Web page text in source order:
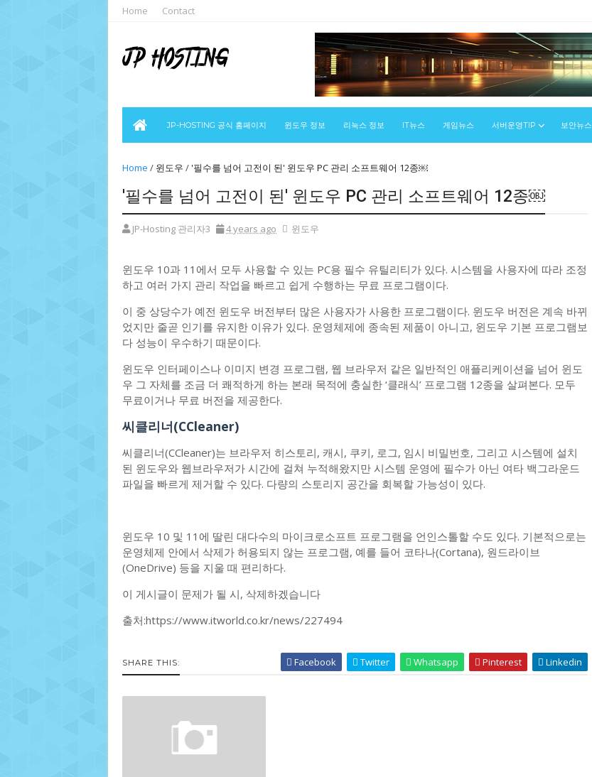
Home Contact
JP-HOSTING 공식 홈페이지 윈도우 정보 리눅스 정보 IT뉴스 게임뉴스 서버운영TIP 보안뉴스
Home / 윈도우 / '필수를 넘어 고전이 된' 윈도우 PC 관리 소프트웨어 12종￼
'필수를 넘어 고전이 된' 윈도우 PC 관리 소프트웨어 12종￼
JP-Hosting 관리자3 4 years ago 윈도우
윈도우 10과 11에서 모두 사용할 수 있는 PC용 필수 유틸리티가 있다. 시스템을 사용자에 따라 조정
하고 여러 가지 관리 작업을 빠르고 쉽게 수행하는 무료 프로그램이다.
이 중 상당수가 예전 윈도우 버전부터 많은 사용자가 사용한 프로그램이다. 윈도우 버전은 계속 바뀌
었지만 줄곧 인기를 유지한 이유가 있다. 운영체제에 종속된 제품이 아니고, 윈도우 기본 프로그램보
다 성능이 우수하기 때문이다.
윈도우 인터페이스나 이미지 변경 프로그램, 웹 브라우저 같은 일반적인 애플리케이션을 넘어 윈도
우 그 자체를 조금 더 쾌적하게 하는 본래 목적에 충실한 ‘클래식’ 프로그램 12종을 살펴본다. 모두
무료이거나 무료 버전을 제공한다.
씨클리너(CCleaner)
씨클리너(CCleaner)는 브라우저 히스토리, 캐시, 쿠키, 로그, 임시 비밀번호, 그리고 시스템에 설치
된 윈도우와 웹브라우저가 시간에 걸쳐 누적해왔지만 시스템 운영에 필수가 아닌 여타 백그라운드
파일을 빠르게 제거할 수 있다. 다량의 스토리지 공간을 회복할 가능성이 있다.
윈도우 10 및 11에 딸린 대다수의 마이크로소프트 프로그램을 언인스톨할 수도 있다. 기본적으로는
운영체제 안에서 삭제가 허용되지 않는 프로그램, 예를 들어 코타나(Cortana), 원드라이브
(OneDrive) 등을 지울 때 편리하다.
이 게시글이 문제가 될 시, 삭제하겠습니다
출처:https://www.itworld.co.kr/news/227494
SHARE THIS: Facebook Twitter Whatsapp Pinterest Linkedin